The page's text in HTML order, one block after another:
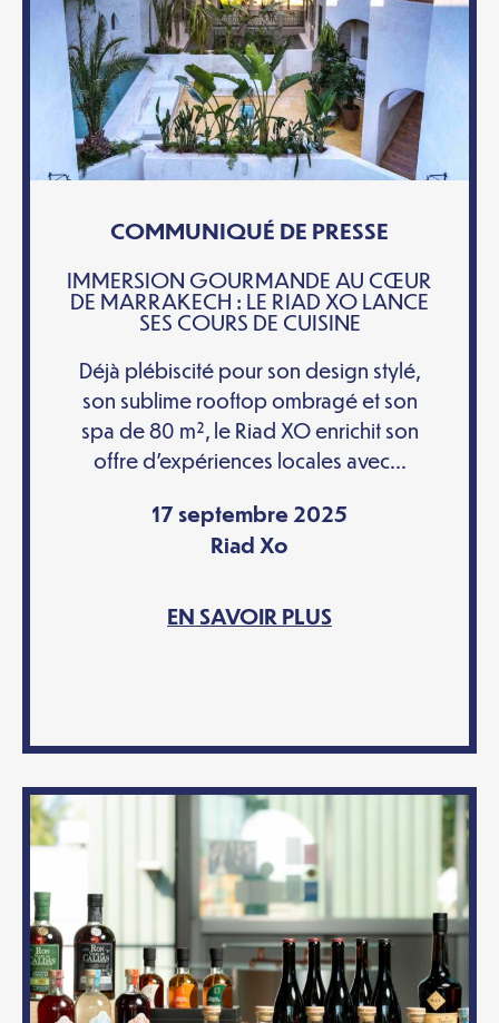
COMMUNIQUÉ DE PRESSE
IMMERSION GOURMANDE AU CŒUR
DE MARRAKECH : LE RIAD XO LANCE
SES COURS DE CUISINE
Déjà plébiscité pour son design stylé,
son sublime rooftop ombragé et son
spa de 80 m², le Riad XO enrichit son
offre d’expériences locales avec...
17 septembre 2025
Riad Xo
EN SAVOIR PLUS